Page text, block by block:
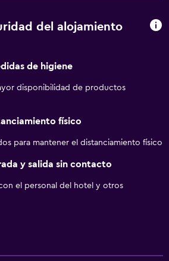
plana de 39 pulgadas con
del alojamiento
de higiene
disponibilidad de productos
físico
para mantener el distanciamiento físico
y salida sin contacto
el personal del hotel y otros